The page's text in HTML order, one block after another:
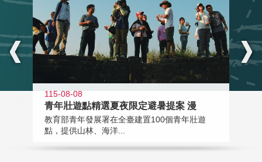
115-08-08
青年壯遊點精選夏夜限定避暑提案 漫
教育部青年發展署在全臺建置100個青年壯遊
點，提供山林、海洋...